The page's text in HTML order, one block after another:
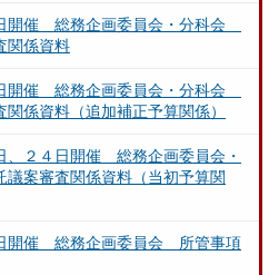
開催 総務企画委員会・分科会
関係資料
開催 総務企画委員会・分科会
係資料（追加補正予算関係）
、２４日開催 総務企画委員会・
案審査関係資料（当初予算関
開催 総務企画委員会 所管事項